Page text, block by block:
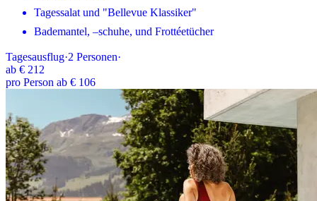
Tagessalat und "Bellevue Klassiker"
Bademantel, –schuhe, und Frottéetücher
Tagesausflug·2 Personen·
ab € 212
pro Person ab € 106